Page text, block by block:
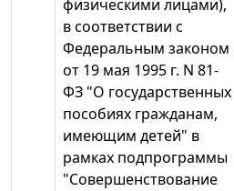
физическими лицами),
в соответствии с
Федеральным законом
от 19 мая 1995 г. N 81-
ФЗ "О государственных
пособиях гражданам,
имеющим детей" в
рамках подпрограммы
"Совершенствование